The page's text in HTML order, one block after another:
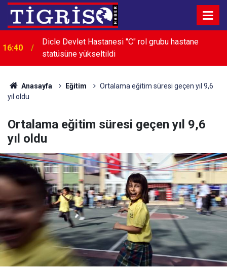
16:40
Dicle Devlet Hastanesi "C" rol grubu hastane
statüsüne yükseltildi
15:55
Ayşegül Doğan: “Yasa teklifi nihai çözüm değil,
sürecin ilk adımı”
Anasayfa Eğitim
Ortalama eğitim süresi geçen yıl 9,6
yıl oldu
Ortalama eğitim süresi geçen yıl 9,6
yıl oldu